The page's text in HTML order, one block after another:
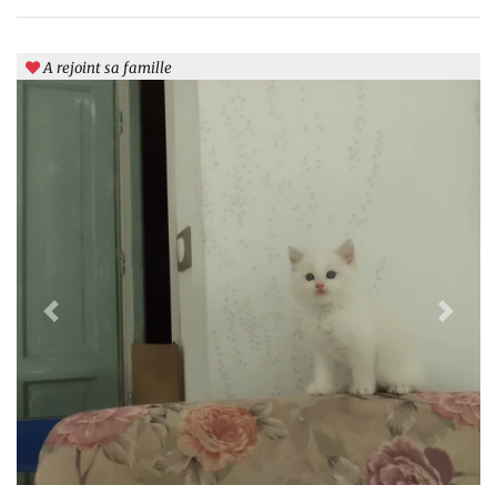
A rejoint sa famille
Previous Next